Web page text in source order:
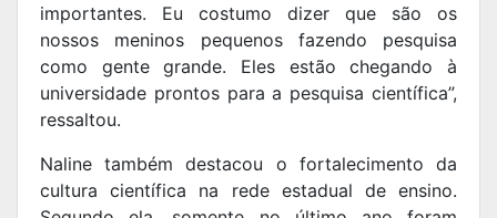
importantes. Eu costumo dizer que são os
nossos meninos pequenos fazendo pesquisa
como gente grande. Eles estão chegando à
universidade prontos para a pesquisa científica”,
ressaltou.
Naline também destacou o fortalecimento da
cultura científica na rede estadual de ensino.